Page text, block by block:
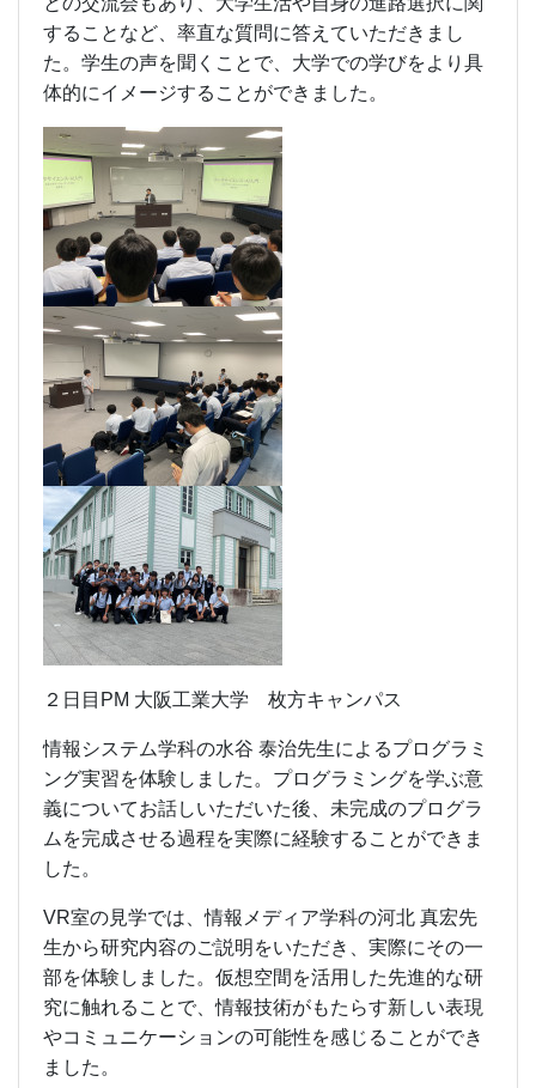
することなど、率直な質問に答えていただきまし
た。学生の声を聞くことで、大学での学びをより具
体的にイメージすることができました。
２日目PM 大阪工業大学 枚方キャンパス
情報システム学科の水谷 泰治先生によるプログラミ
ング実習を体験しました。プログラミングを学ぶ意
義についてお話しいただいた後、未完成のプログラ
ムを完成させる過程を実際に経験することができま
した。
VR室の見学では、情報メディア学科の河北 真宏先
生から研究内容のご説明をいただき、実際にその一
部を体験しました。仮想空間を活用した先進的な研
究に触れることで、情報技術がもたらす新しい表現
やコミュニケーションの可能性を感じることができ
ました。